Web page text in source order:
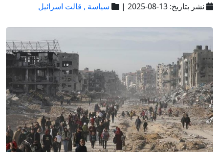
نشر بتاريخ: 13-08-2025 | سياسة , قالت اسرائيل